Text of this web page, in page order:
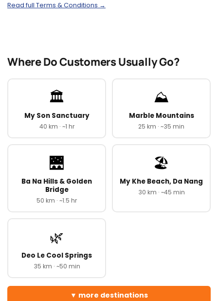
Read full Terms & Conditions →
Where Do Customers Usually Go?
🏛️
My Son Sanctuary
40 km · ~1 hr
⛰️
Marble Mountains
25 km · ~35 min
🌉
Ba Na Hills & Golden
Bridge
50 km · ~1.5 hr
🏖️
My Khe Beach, Da Nang
30 km · ~45 min
🌿
Deo Le Cool Springs
35 km · ~50 min
more destinations